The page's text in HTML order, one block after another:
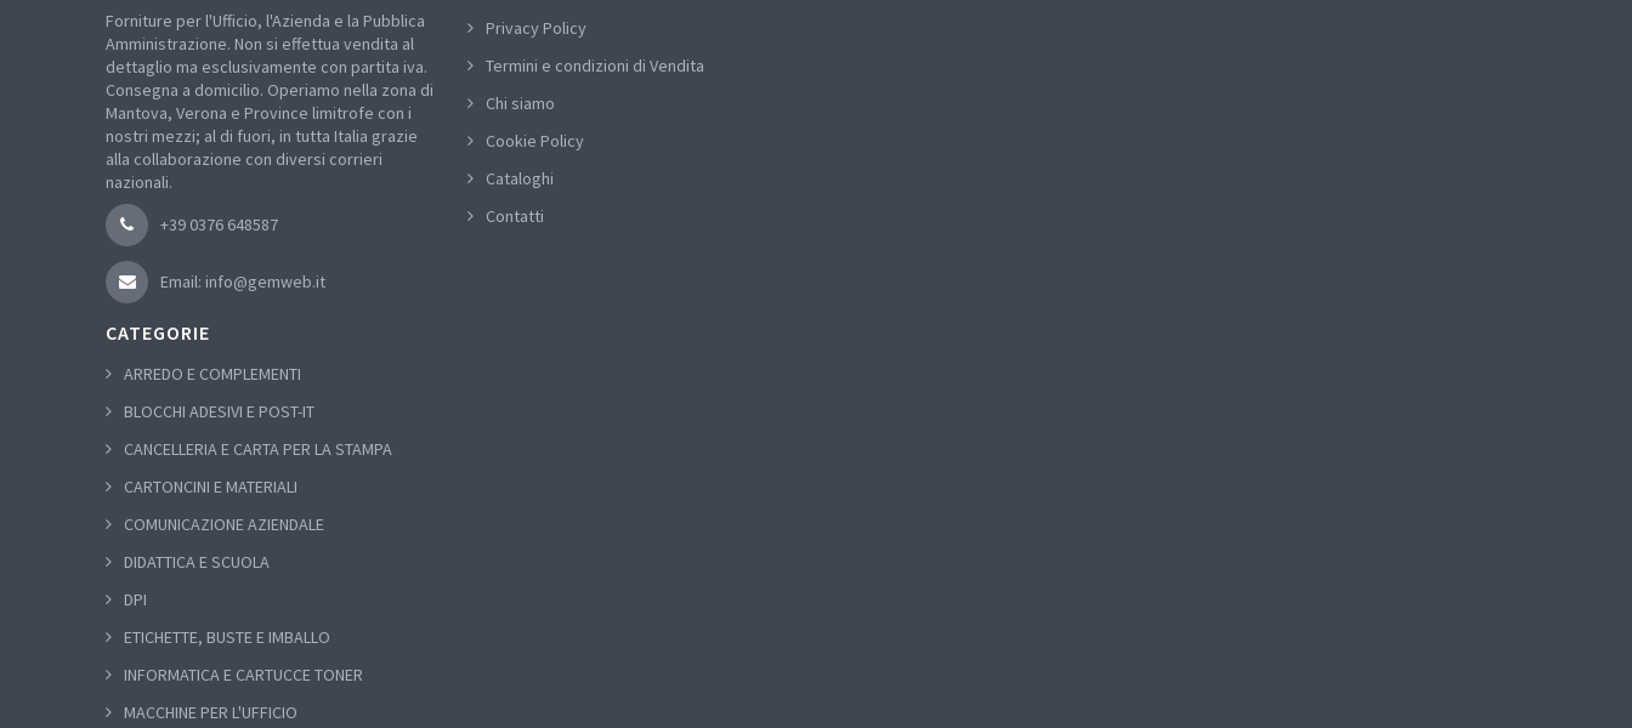
Forniture per l'Ufficio, l'Azienda e la Pubblica
Amministrazione. Non si effettua vendita al
dettaglio ma esclusivamente con partita iva.
Consegna a domicilio. Operiamo nella zona di
Mantova, Verona e Province limitrofe con i
nostri mezzi; al di fuori, in tutta Italia grazie
alla collaborazione con diversi corrieri
nazionali.
+39 0376 648587
Email: info@gemweb.it
Privacy Policy
Termini e condizioni di Vendita
Chi siamo
Cookie Policy
Cataloghi
Contatti
CATEGORIE
ARREDO E COMPLEMENTI
BLOCCHI ADESIVI E POST-IT
CANCELLERIA E CARTA PER LA STAMPA
CARTONCINI E MATERIALI
COMUNICAZIONE AZIENDALE
DIDATTICA E SCUOLA
DPI
ETICHETTE, BUSTE E IMBALLO
INFORMATICA E CARTUCCE TONER
MACCHINE PER L'UFFICIO